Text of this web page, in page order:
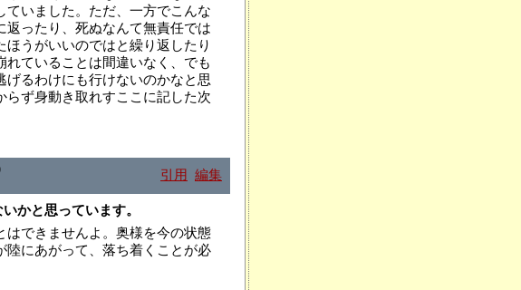
ていました。ただ、一方でこんな
返ったり、死ぬなんて無責任では
うがいいのではと繰り返したり
れていることは間違いなく、でも
るわけにも行けないのかなと思
らず身動き取れすここに記した次
引用 編集
かと思っています。
はできませんよ。奥様を今の状態
陸にあがって、落ち着くことが必